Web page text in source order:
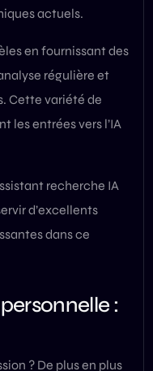
actuels.
en fournissant des
régulière et
Cette variété de
les entrées vers l’IA
recherche IA
d’excellents
dans ce
:
? De plus en plus